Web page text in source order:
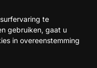
te
gebruiken, gaat u
in overeenstemming
OVER ONS